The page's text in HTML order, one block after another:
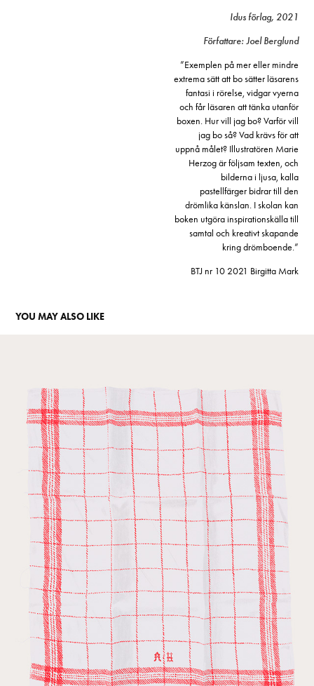
Idus förlag, 2021
Författare: Joel Berglund
”Exemplen på mer eller mindre
extrema sätt att bo sätter läsarens
fantasi i rörelse, vidgar vyerna
och får läsaren att tänka utanför
boxen. Hur vill jag bo? Varför vill
jag bo så? Vad krävs för att
uppnå målet? Illustratören Marie
Herzog är följsam texten, och
bilderna i ljusa, kalla
pastellfärger bidrar till den
drömlika känslan. I skolan kan
boken utgöra inspirationskälla till
samtal och kreativt skapande
kring drömboende.”
BTJ nr 10 2021 Birgitta Mark
YOU MAY ALSO LIKE
TEA TOWEL TREASURES AND OTHER HIDDEN LETTERS